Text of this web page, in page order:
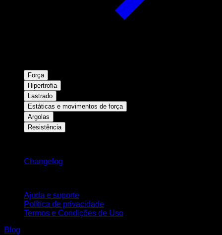
Força
Hipertrofia
Lastrado
Estáticas e movimentos de força
Argolas
Resistência
Changelog
Ajuda e suporte
Política de privacidade
Termos e Condições de Uso
Blog